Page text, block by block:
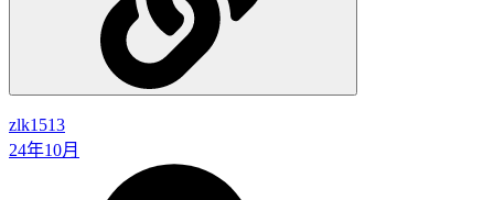
zlk1513
24年10月